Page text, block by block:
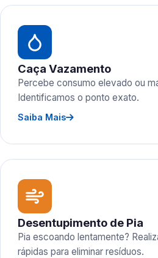
Caça Vazamento
Percebe consumo elevado ou
Identificamos o ponto exato.
Saiba Mais
Desentupimento de Pia
Pia escoando lentamente?
rápidas para eliminar resíduos.